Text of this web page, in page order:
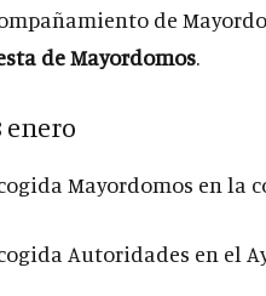
de
de Mayordomos.
enero
Mayordomos en la
Autoridades en el